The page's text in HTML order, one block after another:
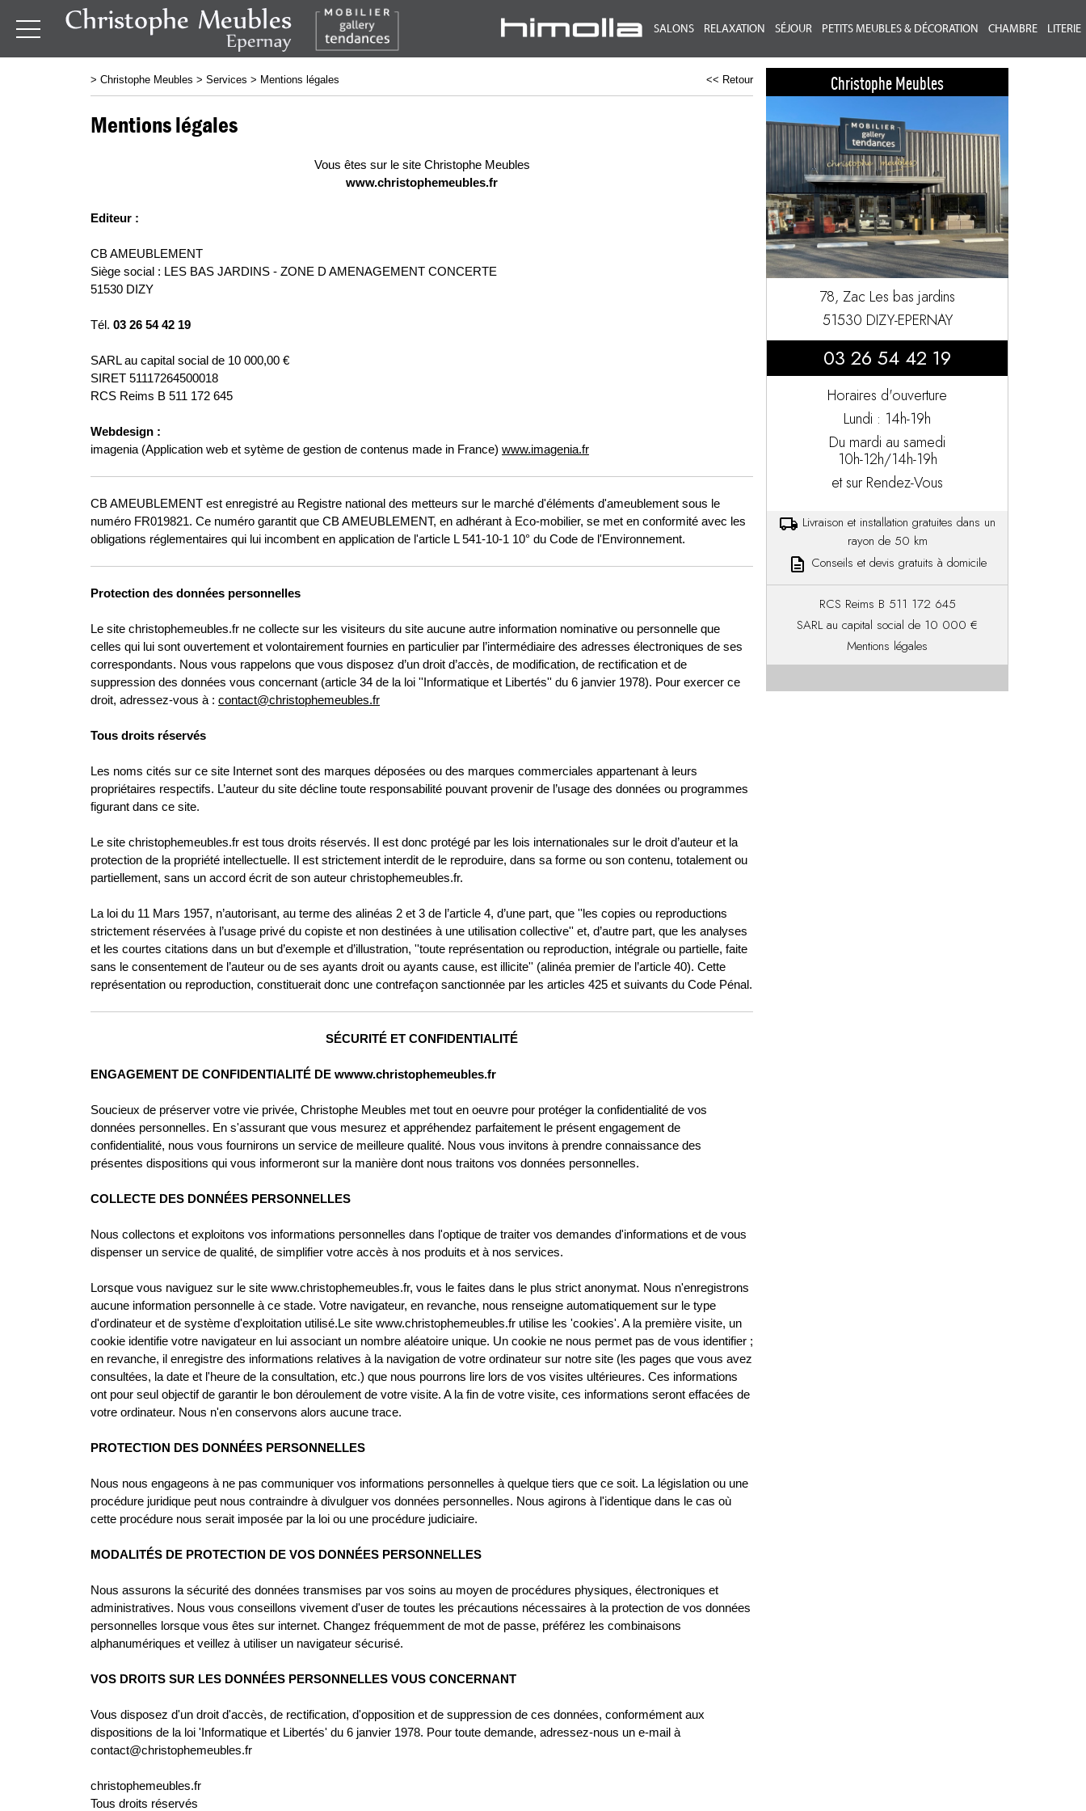
SALONS RELAXATION SÉJOUR PETITS MEUBLES & DÉCORATION CHAMBRE LITERIE
> Christophe Meubles > Services > Mentions légales << Retour
Mentions légales
Vous êtes sur le site Christophe Meubles
www.christophemeubles.fr
Editeur :
CB AMEUBLEMENT
Siège social : LES BAS JARDINS - ZONE D AMENAGEMENT CONCERTE
51530 DIZY
Tél. 03 26 54 42 19
SARL au capital social de 10 000,00 €
SIRET 51117264500018
RCS Reims B 511 172 645
Webdesign :
imagenia (Application web et sytème de gestion de contenus made in France) www.imagenia.fr
CB AMEUBLEMENT est enregistré au Registre national des metteurs sur le marché d'éléments d'ameublement sous le
numéro FR019821. Ce numéro garantit que CB AMEUBLEMENT, en adhérant à Eco-mobilier, se met en conformité avec les
obligations réglementaires qui lui incombent en application de l'article L 541-10-1 10° du Code de l'Environnement.
Protection des données personnelles
Le site christophemeubles.fr ne collecte sur les visiteurs du site aucune autre information nominative ou personnelle que
celles qui lui sont ouvertement et volontairement fournies en particulier par l’intermédiaire des adresses électroniques de ses
correspondants. Nous vous rappelons que vous disposez d’un droit d’accès, de modification, de rectification et de
suppression des données vous concernant (article 34 de la loi ''Informatique et Libertés'' du 6 janvier 1978). Pour exercer ce
droit, adressez-vous à : contact@christophemeubles.fr
Tous droits réservés
Les noms cités sur ce site Internet sont des marques déposées ou des marques commerciales appartenant à leurs
propriétaires respectifs. L’auteur du site décline toute responsabilité pouvant provenir de l’usage des données ou programmes
figurant dans ce site.
Le site christophemeubles.fr est tous droits réservés. Il est donc protégé par les lois internationales sur le droit d’auteur et la
protection de la propriété intellectuelle. Il est strictement interdit de le reproduire, dans sa forme ou son contenu, totalement ou
partiellement, sans un accord écrit de son auteur christophemeubles.fr.
La loi du 11 Mars 1957, n’autorisant, au terme des alinéas 2 et 3 de l’article 4, d’une part, que ''les copies ou reproductions
strictement réservées à l’usage privé du copiste et non destinées à une utilisation collective'' et, d’autre part, que les analyses
et les courtes citations dans un but d’exemple et d’illustration, ''toute représentation ou reproduction, intégrale ou partielle, faite
sans le consentement de l’auteur ou de ses ayants droit ou ayants cause, est illicite'' (alinéa premier de l’article 40). Cette
représentation ou reproduction, constituerait donc une contrefaçon sanctionnée par les articles 425 et suivants du Code Pénal.
SÉCURITÉ ET CONFIDENTIALITÉ
ENGAGEMENT DE CONFIDENTIALITÉ DE wwww.christophemeubles.fr
Soucieux de préserver votre vie privée, Christophe Meubles met tout en oeuvre pour protéger la confidentialité de vos
données personnelles. En s'assurant que vous mesurez et appréhendez parfaitement le présent engagement de
confidentialité, nous vous fournirons un service de meilleure qualité. Nous vous invitons à prendre connaissance des
présentes dispositions qui vous informeront sur la manière dont nous traitons vos données personnelles.
COLLECTE DES DONNÉES PERSONNELLES
Nous collectons et exploitons vos informations personnelles dans l'optique de traiter vos demandes d'informations et de vous
dispenser un service de qualité, de simplifier votre accès à nos produits et à nos services.
Lorsque vous naviguez sur le site www.christophemeubles.fr, vous le faites dans le plus strict anonymat. Nous n'enregistrons
aucune information personnelle à ce stade. Votre navigateur, en revanche, nous renseigne automatiquement sur le type
d'ordinateur et de système d'exploitation utilisé.Le site www.christophemeubles.fr utilise les 'cookies'. A la première visite, un
cookie identifie votre navigateur en lui associant un nombre aléatoire unique. Un cookie ne nous permet pas de vous identifier ;
en revanche, il enregistre des informations relatives à la navigation de votre ordinateur sur notre site (les pages que vous avez
consultées, la date et l'heure de la consultation, etc.) que nous pourrons lire lors de vos visites ultérieures. Ces informations
ont pour seul objectif de garantir le bon déroulement de votre visite. A la fin de votre visite, ces informations seront effacées de
votre ordinateur. Nous n'en conservons alors aucune trace.
PROTECTION DES DONNÉES PERSONNELLES
Nous nous engageons à ne pas communiquer vos informations personnelles à quelque tiers que ce soit. La législation ou une
procédure juridique peut nous contraindre à divulguer vos données personnelles. Nous agirons à l'identique dans le cas où
cette procédure nous serait imposée par la loi ou une procédure judiciaire.
MODALITÉS DE PROTECTION DE VOS DONNÉES PERSONNELLES
Nous assurons la sécurité des données transmises par vos soins au moyen de procédures physiques, électroniques et
administratives. Nous vous conseillons vivement d'user de toutes les précautions nécessaires à la protection de vos données
personnelles lorsque vous êtes sur internet. Changez fréquemment de mot de passe, préférez les combinaisons
alphanumériques et veillez à utiliser un navigateur sécurisé.
VOS DROITS SUR LES DONNÉES PERSONNELLES VOUS CONCERNANT
Vous disposez d'un droit d'accès, de rectification, d'opposition et de suppression de ces données, conformément aux
dispositions de la loi 'Informatique et Libertés' du 6 janvier 1978. Pour toute demande, adressez-nous un e-mail à
contact@christophemeubles.fr
christophemeubles.fr
Tous droits réservés
Christophe Meubles
78, Zac Les bas jardins
51530 DIZY-EPERNAY
03 26 54 42 19
Horaires d'ouverture
Lundi : 14h-19h
Du mardi au samedi
10h-12h/14h-19h
et sur Rendez-Vous
local_shipping Livraison et installation gratuites dans un
rayon de 50 km
description Conseils et devis gratuits à domicile
RCS Reims B 511 172 645
SARL au capital social de 10 000 €
Mentions légales